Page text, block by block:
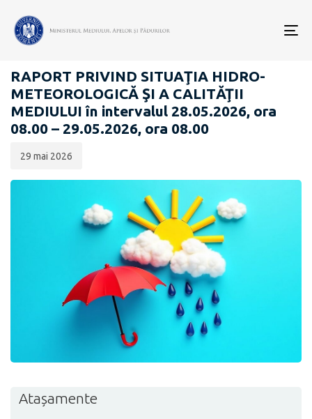
RAPOARTE ZILNICE STAREA MEDIULUI
RAPORT PRIVIND SITUAŢIA HIDRO-
METEOROLOGICĂ ŞI A CALITĂŢII
MEDIULUI în intervalul 28.05.2026, ora
08.00 – 29.05.2026, ora 08.00
publicării:
29 mai 2026
Atașamente